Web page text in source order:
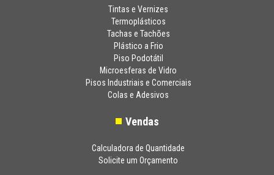
Tintas e Vernizes
Termoplásticos
Tachas e Tachões
Plástico a Frio
Piso Podotátil
Microesferas de Vidro
Pisos Industriais e Comerciais
Colas e Adesivos
Vendas
Calculadora de Quantidade
Solicite um Orçamento